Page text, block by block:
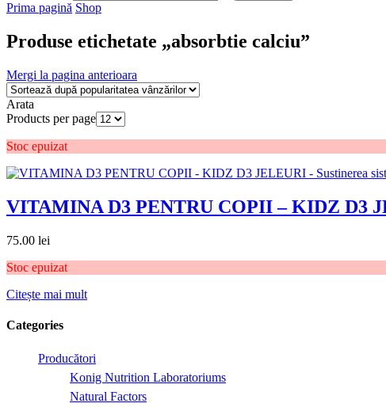
Prima pagină Shop
Produse etichetate „absorbtie calciu”
Mergi la pagina anterioara
Arata
Products per page
Stoc epuizat
VITAMINA D3 PENTRU COPII – KIDZ D3
75.00 lei
Stoc epuizat
Citește mai mult
Categories
Producători
Konig Nutrition Laboratoriums
Natural Factors